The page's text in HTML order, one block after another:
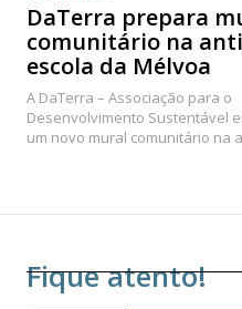
DaTerra prepara
comunitário na
escola da Mélvoa
A DaTerra – Associação para o
Desenvolvimento Sustentável
um novo mural comunitário na
Fique atento!